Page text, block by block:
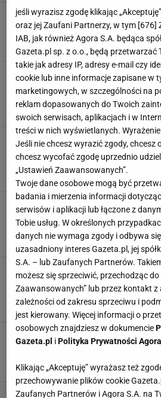
Z ziemniaków i
żeberek i kotleta nie
DANIA Z ZIEMNIAKÓW
Tylko Ślązacy dodają
mielonych. Spróbuj, a
przepisu
DANIA OBIADOWE KOTLETY
Sekret kuchni
wie. Są jak gołąbki i
jednym
KUCHNIA REGIONALNA
Gospodyni ze Śląska
Spróbowałam raz i
konkurencji
DANIA OBIADOWE KAPUSTA
Idealna zupa na
śląski przepis nie
odpowiedni tłuszcz
KUCHNIA REGIONALNA
Najlepszy dodatek do
Śląsku to świętość
jeśli wyrazisz zgodę klikając
oraz jej Zaufani Partnerzy, w tym [ 676
IAB, jak również Agora S.A. będąca
Gazeta.pl sp. z o.o., będą przetwarzać
takie jak adresy IP, adresy e-mail czy
cookie lub inne informacje zapisane w
marketingowych, w szczególności na
reklam dopasowanych do Twoich
swoich serwisach, aplikacjach i w
treści w nich wyświetlanych.
Jeśli nie chcesz wyrazić zgody, chcesz
chcesz wycofać zgodę uprzednio
„Ustawień Zaawansowanych”.
Twoje dane osobowe mogą być
badania i mierzenia informacji
serwisów i aplikacji lub łączone z
Tobie usług. W określonych
danych nie wymaga zgody i odbywa
uzasadniony interes Gazeta.pl, jej
S.A. – lub Zaufanych Partnerów.
możesz się sprzeciwić, przechodząc do
Zaawansowanych” lub przez kontakt
zależności od zakresu sprzeciwu i
jest kierowany. Więcej informacji o
osobowych znajdziesz w dokumencie
Gazeta.pl i Polityka Prywatności
Klikając „Akceptuję” wyrażasz też
przechowywanie plików cookie
Zaufanych Partnerów i Agora S.A. na